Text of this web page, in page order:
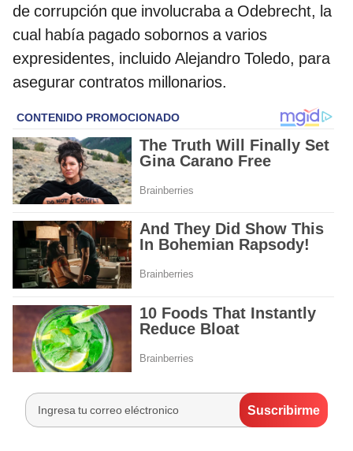
de corrupción que involucraba a Odebrecht, la
cual había pagado sobornos a varios
expresidentes, incluido Alejandro Toledo, para
asegurar contratos millonarios.